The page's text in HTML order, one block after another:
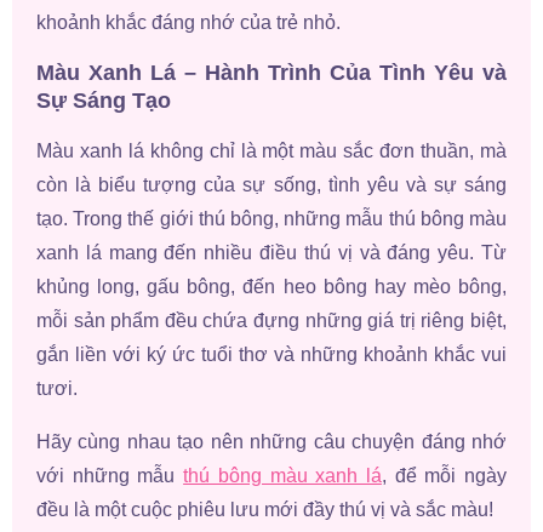
khoảnh khắc đáng nhớ của trẻ nhỏ.
Màu Xanh Lá – Hành Trình Của Tình Yêu và
Sự Sáng Tạo
Màu xanh lá không chỉ là một màu sắc đơn thuần, mà
còn là biểu tượng của sự sống, tình yêu và sự sáng
tạo. Trong thế giới thú bông, những mẫu thú bông màu
xanh lá mang đến nhiều điều thú vị và đáng yêu. Từ
khủng long, gấu bông, đến heo bông hay mèo bông,
mỗi sản phẩm đều chứa đựng những giá trị riêng biệt,
gắn liền với ký ức tuổi thơ và những khoảnh khắc vui
tươi.
Hãy cùng nhau tạo nên những câu chuyện đáng nhớ
với những mẫuthú bông màu xanh lá, để mỗi ngày
đều là một cuộc phiêu lưu mới đầy thú vị và sắc màu!